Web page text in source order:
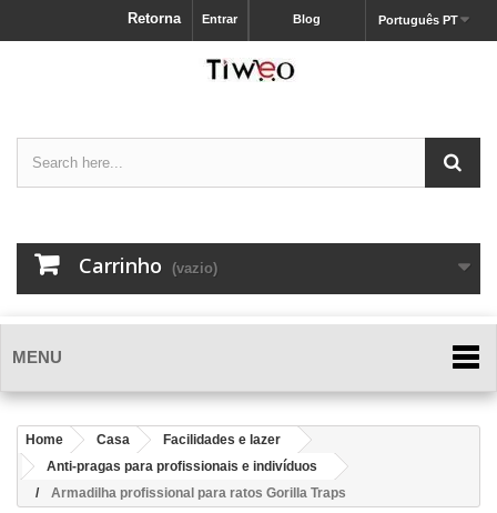
Português PT
Blog
Entrar
Retorna
Carrinho (vazio)
MENU
Home Casa
Facilidades e lazer
Anti-pragas para profissionais e indivíduos
Armadilha profissional para ratos Gorilla Traps